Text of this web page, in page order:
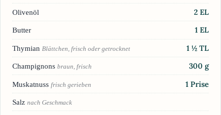
Olivenöl 2 EL
Butter 1 EL
Thymian Blättchen, frisch oder getrocknet 1 ½ TL
Champignons braun, frisch 300 g
Muskatnuss frisch gerieben 1 Prise
Salz nach Geschmack